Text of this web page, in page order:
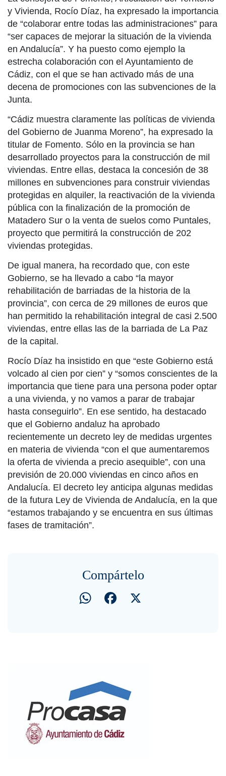
y Vivienda, Rocío Díaz, ha expresado la importancia
de “colaborar entre todas las administraciones” para
“ser capaces de mejorar la situación de la vivienda
en Andalucía”. Y ha puesto como ejemplo la
estrecha colaboración con el Ayuntamiento de
Cádiz, con el que se han activado más de una
decena de promociones con las subvenciones de la
Junta.
“Cádiz muestra claramente las políticas de vivienda
del Gobierno de Juanma Moreno”, ha expresado la
titular de Fomento. Sólo en la provincia se han
desarrollado proyectos para la construcción de mil
viviendas. Entre ellas, destaca la concesión de 38
millones en subvenciones para construir viviendas
protegidas en alquiler, la reactivación de la vivienda
pública con la finalización de la promoción de
Matadero Sur o la venta de suelos como Puntales,
proyecto que permitirá la construcción de 202
viviendas protegidas.
De igual manera, ha recordado que, con este
Gobierno, se ha llevado a cabo “la mayor
rehabilitación de barriadas de la historia de la
provincia”, con cerca de 29 millones de euros que
han permitido la rehabilitación integral de casi 2.500
viviendas, entre ellas las de la barriada de La Paz
de la capital.
Rocío Díaz ha insistido en que “este Gobierno está
volcado al cien por cien” y “somos conscientes de la
importancia que tiene para una persona poder optar
a una vivienda, y no vamos a parar de trabajar
hasta conseguirlo”. En ese sentido, ha destacado
que el Gobierno andaluz ha aprobado
recientemente un decreto ley de medidas urgentes
en materia de vivienda “con el que aumentaremos
la oferta de vivienda a precio asequible”, con una
previsión de 20.000 viviendas en cinco años en
Andalucía. El decreto ley anticipa algunas medidas
de la futura Ley de Vivienda de Andalucía, en la que
“estamos trabajando y se encuentra en sus últimas
fases de tramitación”.
Compártelo
WhatsAppFacebook